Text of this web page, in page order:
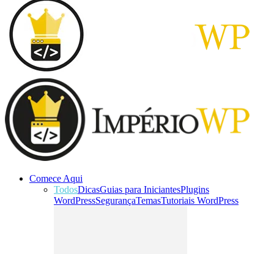
Comece Aqui
TodosDicasGuias para IniciantesPlugins
WordPressSegurançaTemasTutoriais WordPress